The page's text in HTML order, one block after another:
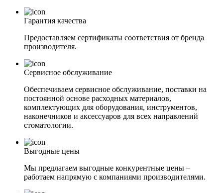
Гарантия качества
Предоставляем сертификаты соответствия от бренда
производителя.
Сервисное обслуживание
Обеспечиваем сервисное обслуживание, поставки на
постоянной основе расходных материалов,
комплектующих для оборудования, инструментов,
наконечников и аксессуаров для всех направлений
стоматологии.
Выгодные цены
Мы предлагаем выгодные конкурентные цены –
работаем напрямую с компаниями производителями.